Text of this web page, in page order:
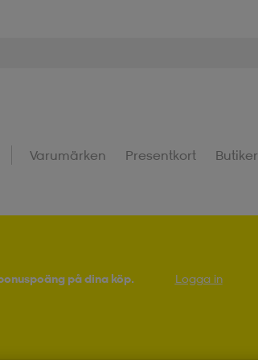
Varumärken Presentkort Butiker
på dina köp. Logga in